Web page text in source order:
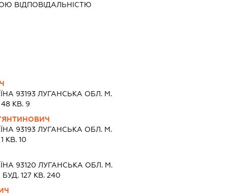
ВІДПОВІДАЛЬНІСТЮ
93193 ЛУГАНСЬКА ОБЛ. М.
КВ. 9
93193 ЛУГАНСЬКА ОБЛ. М.
КВ. 10
93120 ЛУГАНСЬКА ОБЛ. М.
127 КВ. 240